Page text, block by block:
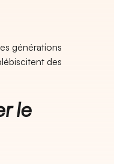
générations
des
le